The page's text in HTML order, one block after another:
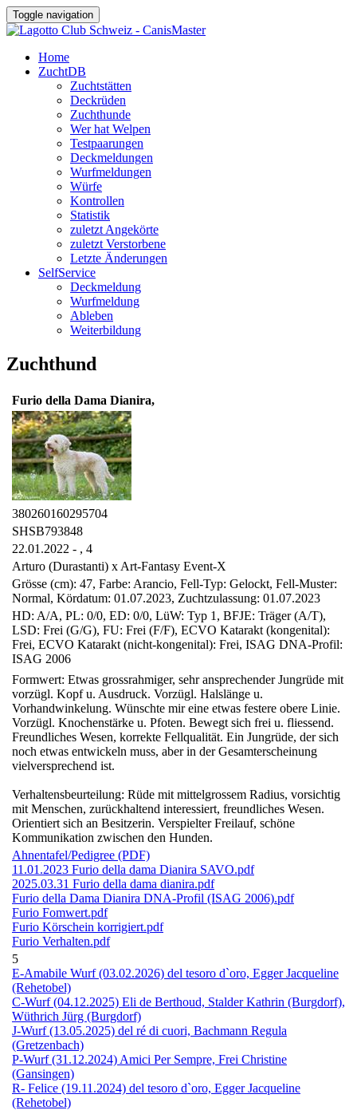
Toggle navigation
Home
ZuchtDB
Zuchtstätten
Deckrüden
Zuchthunde
Wer hat Welpen
Testpaarungen
Deckmeldungen
Wurfmeldungen
Würfe
Kontrollen
Statistik
zuletzt Angekörte
zuletzt Verstorbene
Letzte Änderungen
SelfService
Deckmeldung
Wurfmeldung
Ableben
Weiterbildung
Zuchthund
Furio della Dama Dianira,
380260160295704
SHSB793848
22.01.2022 - , 4
Arturo (Durastanti) x Art-Fantasy Event-X
Grösse (cm): 47, Farbe: Arancio, Fell-Typ: Gelockt, Fell-Muster:
Normal, Kördatum: 01.07.2023, Zuchtzulassung: 01.07.2023
HD: A/A, PL: 0/0, ED: 0/0, LüW: Typ 1, BFJE: Träger (A/T),
LSD: Frei (G/G), FU: Frei (F/F), ECVO Katarakt (kongenital):
Frei, ECVO Katarakt (nicht-kongenital): Frei, ISAG DNA-Profil:
ISAG 2006
Formwert: Etwas grossrahmiger, sehr ansprechender Jungrüde mit
vorzügl. Kopf u. Ausdruck. Vorzügl. Halslänge u.
Vorhandwinkelung. Wünschte mir eine etwas festere obere Linie.
Vorzügl. Knochenstärke u. Pfoten. Bewegt sich frei u. fliessend.
Freundliches Wesen, korrekte Fellqualität. Ein Jungrüde, der sich
noch etwas entwickeln muss, aber in der Gesamterscheinung
vielversprechend ist.
Verhaltensbeurteilung: Rüde mit mittelgrossem Radius, vorsichtig
mit Menschen, zurückhaltend interessiert, freundliches Wesen.
Orientiert sich an Besitzerin. Verspielter Freilauf, schöne
Kommunikation zwischen den Hunden.
Ahnentafel/Pedigree (PDF)
11.01.2023 Furio della dama Dianira SAVO.pdf
2025.03.31 Furio della dama dianira.pdf
Furio della Dama Dianira DNA-Profil (ISAG 2006).pdf
Furio Fomwert.pdf
Furio Körschein korrigiert.pdf
Furio Verhalten.pdf
5
E-Amabile Wurf (03.02.2026) del tesoro d`oro, Egger Jacqueline
(Rehetobel)
C-Wurf (04.12.2025) Eli de Berthoud, Stalder Kathrin (Burgdorf),
Wüthrich Jürg (Burgdorf)
J-Wurf (13.05.2025) del ré di cuori, Bachmann Regula
(Gretzenbach)
P-Wurf (31.12.2024) Amici Per Sempre, Frei Christine
(Gansingen)
R- Felice (19.11.2024) del tesoro d`oro, Egger Jacqueline
(Rehetobel)